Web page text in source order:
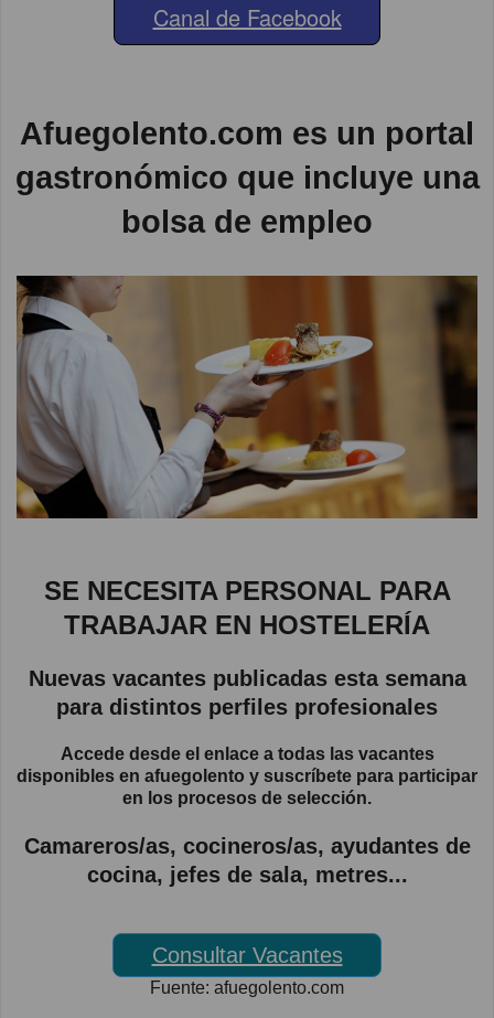
Canal de Facebook
Afuegolento.com es un portal
gastronómico que incluye una
bolsa de empleo
SE NECESITA PERSONAL PARA
TRABAJAR EN HOSTELERÍA
Nuevas vacantes publicadas esta semana
para distintos perfiles profesionales
Accede desde el enlace a todas las vacantes
disponibles en afuegolento y suscríbete para participar
en los procesos de selección.
Camareros/as, cocineros/as, ayudantes de
cocina, jefes de sala, metres...
Consultar Vacantes
Fuente: afuegolento.com